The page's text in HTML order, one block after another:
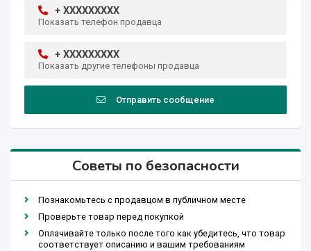
+ XXXXXXXXX
Показать телефон продавца
+ XXXXXXXXX
Показать другие телефоны продавца
Отправить сообщение
Советы по безопасности
Познакомьтесь с продавцом в публичном месте
Проверьте товар перед покупкой
Оплачивайте только после того как убедитесь, что товар
соответствует описанию и вашим требованиям